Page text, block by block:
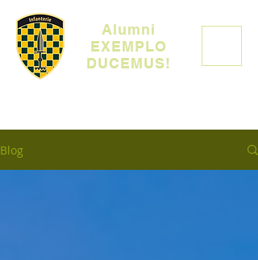
Alumni
EXEMPLO
DUCEMUS!
Blog